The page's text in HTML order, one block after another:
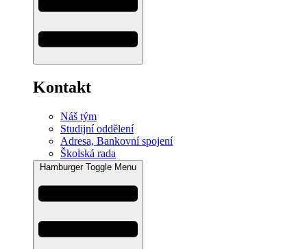
Kontakt
Náš tým
Studijní oddělení
Adresa, Bankovní spojení
Školská rada
Hamburger Toggle Menu